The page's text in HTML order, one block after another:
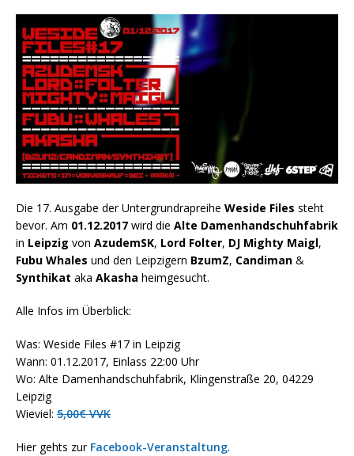
Die 17. Ausgabe der Untergrundrapreihe Weside Files steht
bevor. Am 01.12.2017 wird die Alte Damenhandschuhfabrik
in Leipzig von AzudemSK, Lord Folter, DJ Mighty Maigl,
Fubu Whales und den Leipzigern BzumZ, Candiman &
Synthikat aka Akasha heimgesucht.
Alle Infos im Überblick:
Was: Weside Files #17 in Leipzig
Wann: 01.12.2017, Einlass 22:00 Uhr
Wo: Alte Damenhandschuhfabrik, Klingenstraße 20, 04229
Leipzig
Wieviel: 5,00€ VVK
Hier gehts zur Facebook-Veranstaltung.